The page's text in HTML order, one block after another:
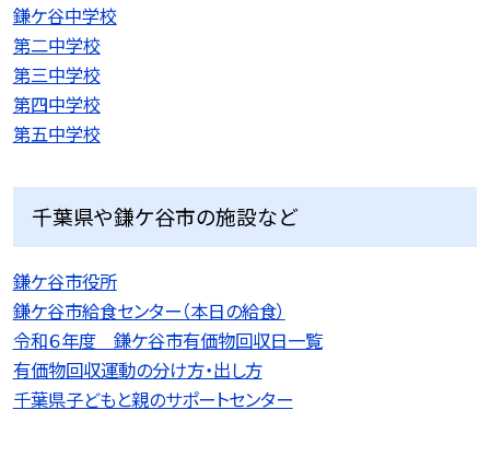
鎌ケ谷中学校
第二中学校
第三中学校
第四中学校
第五中学校
千葉県や鎌ケ谷市の施設など
鎌ケ谷市役所
鎌ケ谷市給食センター（本日の給食）
令和６年度 鎌ケ谷市有価物回収日一覧
有価物回収運動の分け方・出し方
千葉県子どもと親のサポートセンター